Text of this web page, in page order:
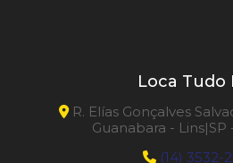
Loca Tudo
R. Elías Gonçalves
Guanabara - Lins|SP
(14) 3532-